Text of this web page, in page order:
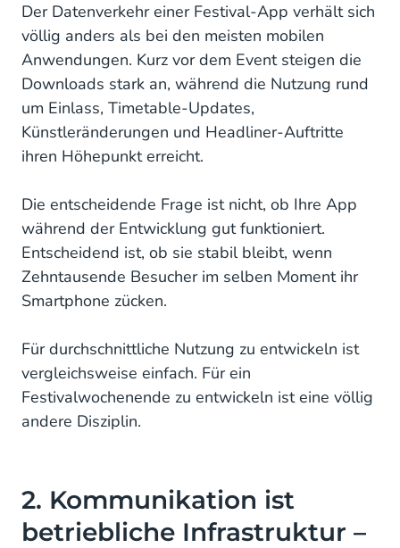
Der Datenverkehr einer Festival-App verhält sich
völlig anders als bei den meisten mobilen
Anwendungen. Kurz vor dem Event steigen die
Downloads stark an, während die Nutzung rund
um Einlass, Timetable-Updates,
Künstleränderungen und Headliner-Auftritte
ihren Höhepunkt erreicht.
Die entscheidende Frage ist nicht, ob Ihre App
während der Entwicklung gut funktioniert.
Entscheidend ist, ob sie stabil bleibt, wenn
Zehntausende Besucher im selben Moment ihr
Smartphone zücken.
Für durchschnittliche Nutzung zu entwickeln ist
vergleichsweise einfach. Für ein
Festivalwochenende zu entwickeln ist eine völlig
andere Disziplin.
2. Kommunikation ist
betriebliche Infrastruktur –